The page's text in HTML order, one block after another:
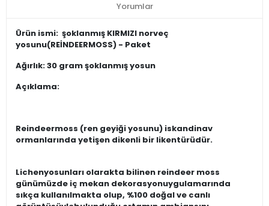
Yorumlar
Ürün ismi: şoklanmış KIRMIZI norveç
yosunu(REİNDEERMOSS) - Paket
Ağırlık:30 gram şoklanmış yosun
Açıklama:
Reindeermoss (ren geyiği yosunu) iskandinav
ormanlarında yetişen dikenli bir likentürüdür.
Lichenyosunları olarakta bilinen reindeer moss
günümüzde iç mekan dekorasyonuygulamarında
sıkça kullanılmakta olup, %100 doğal ve canlı